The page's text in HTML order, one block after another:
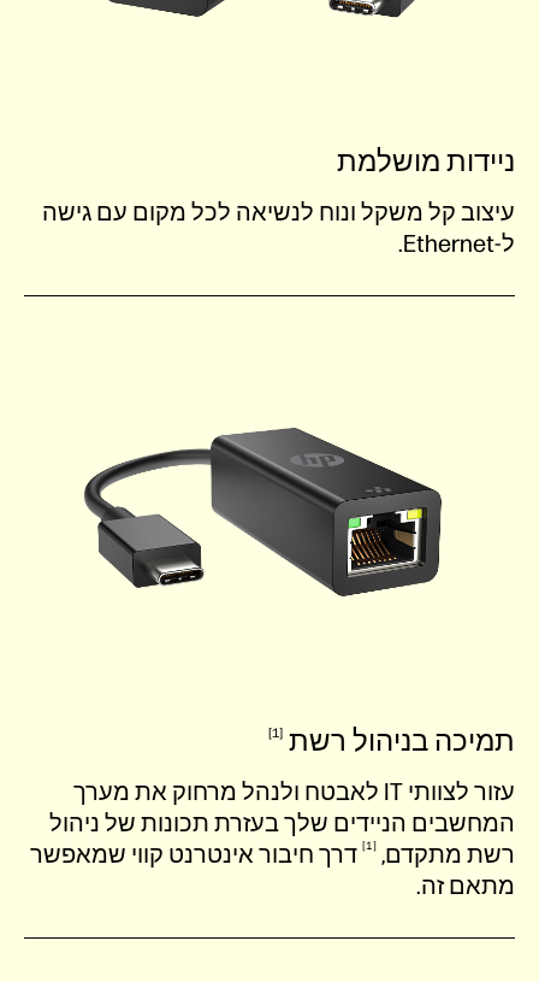
ניידות מושלמת
עיצוב קל משקל ונוח לנשיאה לכל מקום עם גישה
ל-Ethernet.
תמיכה בניהול רשת 1
עזור לצוותי IT לאבטח ולנהל מרחוק את מערך
המחשבים הניידים שלך בעזרת תכונות של ניהול
רשת מתקדם, 1
דרך חיבור אינטרנט קווי שמאפשר
מתאם זה.